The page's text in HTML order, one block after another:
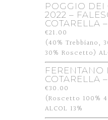
POGGIO DEI
2022 –
COTARELLA
€21.00
(40% Trebbiano,
30% Roscetto)
FERENTANO
COTARELLA
€30.00
(Roscetto 100%
ALCOL 13%